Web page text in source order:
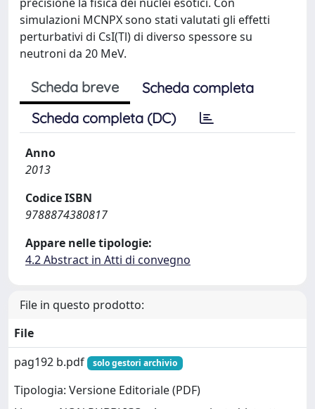
simulazioni MCNPX sono stati valutati gli effetti
perturbativi di CsI(Tl) di diverso spessore su
neutroni da 20 MeV.
Scheda breve
Scheda completa
Scheda completa (DC)
Anno
2013
Codice ISBN
9788874380817
Appare nelle tipologie:
4.2 Abstract in Atti di convegno
File in questo prodotto:
File
pag192 b.pdf
solo gestori archivio
Tipologia: Versione Editoriale (PDF)